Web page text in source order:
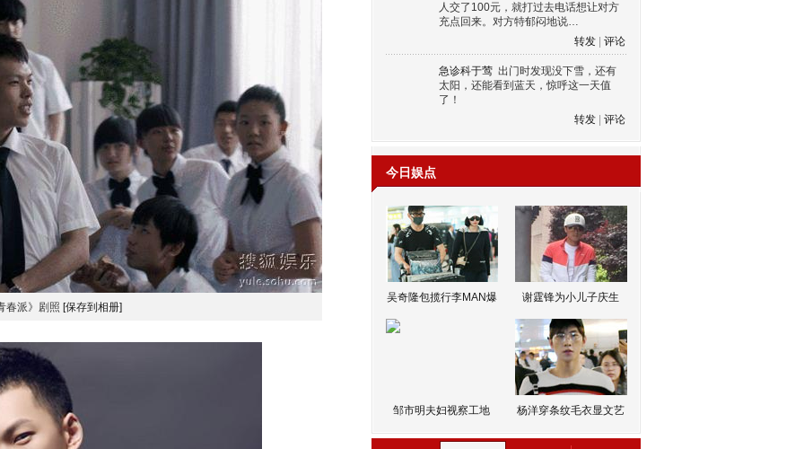
春派》剧照 [保存到相册]
人交了100元，就打过去电话想让对方
充点回来。对方特郁闷地说…
转发
评论
急诊科于莺 出门时发现没下雪，还有
太阳，还能看到蓝天，惊呼这一天值
了！
转发
评论
今日娱点
吴奇隆包揽行李MAN爆 谢霆锋为小儿子庆生
邹市明夫妇视察工地 杨洋穿条纹毛衣显文艺